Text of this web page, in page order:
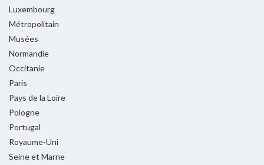
Luxembourg
Métropolitain
Musées
Normandie
Occitanie
Paris
Pays de la Loire
Pologne
Portugal
Royaume-Uni
Seine et Marne